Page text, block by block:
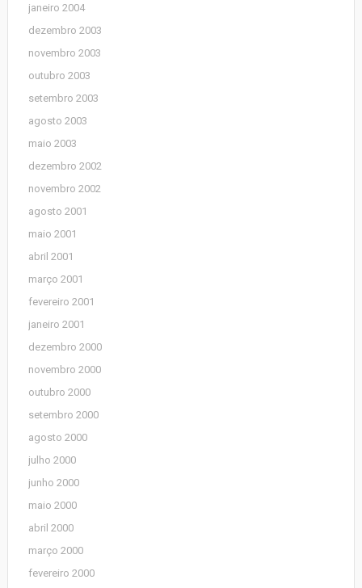
janeiro 2004
dezembro 2003
novembro 2003
outubro 2003
setembro 2003
agosto 2003
maio 2003
dezembro 2002
novembro 2002
agosto 2001
maio 2001
abril 2001
março 2001
fevereiro 2001
janeiro 2001
dezembro 2000
novembro 2000
outubro 2000
setembro 2000
agosto 2000
julho 2000
junho 2000
maio 2000
abril 2000
março 2000
fevereiro 2000